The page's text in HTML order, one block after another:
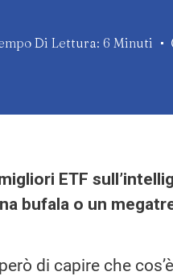
Di Lettura: 6 Minuti
ETF
bufala o un
di capire che